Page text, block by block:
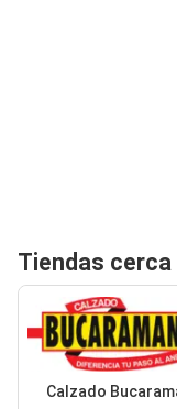
Tiendas cerca
Calzado